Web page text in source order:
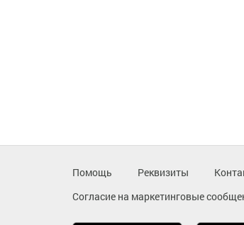
Помощь Реквизиты
Согласие на маркетинговые